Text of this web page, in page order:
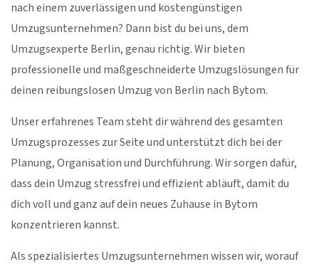
nach einem zuverlässigen und kostengünstigen
Umzugsunternehmen? Dann bist du bei uns, dem
Umzugsexperte Berlin, genau richtig. Wir bieten
professionelle und maßgeschneiderte Umzugslösungen für
deinen reibungslosen Umzug von Berlin nach Bytom.
Unser erfahrenes Team steht dir während des gesamten
Umzugsprozesses zur Seite und unterstützt dich bei der
Planung, Organisation und Durchführung. Wir sorgen dafür,
dass dein Umzug stressfrei und effizient abläuft, damit du
dich voll und ganz auf dein neues Zuhause in Bytom
konzentrieren kannst.
Als spezialisiertes Umzugsunternehmen wissen wir, worauf